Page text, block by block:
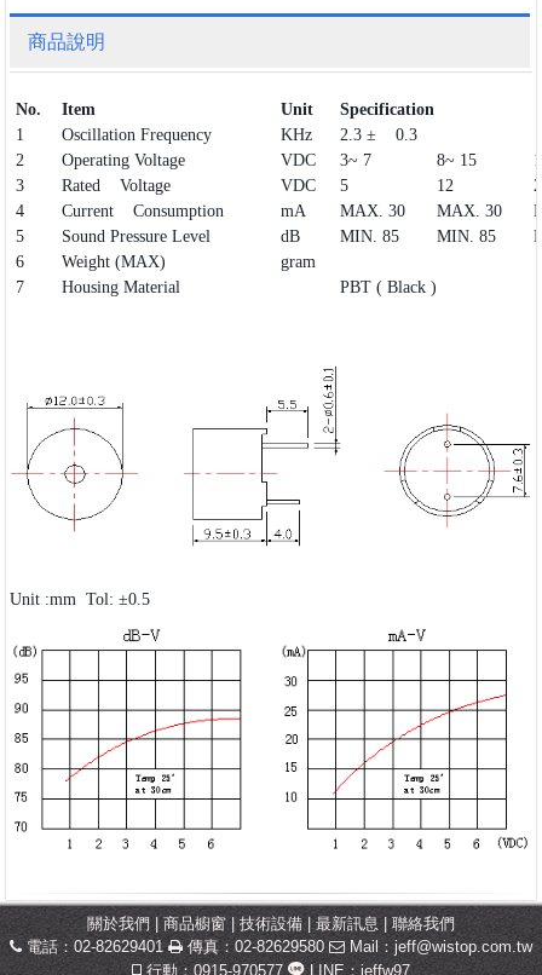
商品說明
No. Item Unit
Specification
1
Oscillation Frequency KHz
2.3 ± 0.3
2
Operating Voltage VDC 3~ 7 8~ 15
3
Rated Voltage VDC 5 12
4
Current Consumption mA MAX. 30 MAX. 30
5
Sound Pressure Level dB MIN. 85 MIN. 85
6
Weight (MAX)
gram
7
Housing Material PBT ( Black )
Unit :mm Tol: ±0.5
關於我們 商品櫥窗 技術設備 最新訊息|聯絡我們
電話：02-82629401
傳真：02-82629580 Mail： jeff@wistop.com.tw
行動：0915-970577
LINE：jeffw97